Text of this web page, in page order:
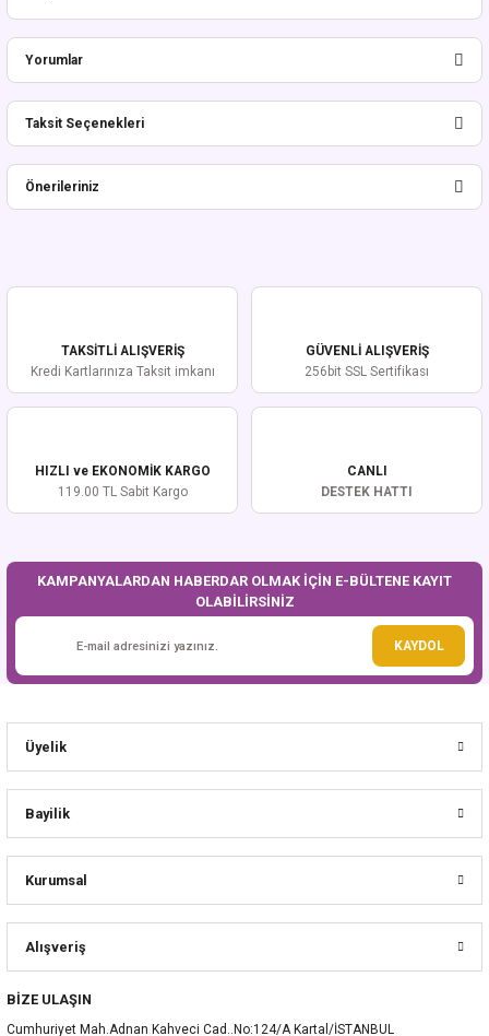
Yorumlar
Bu ürüne ilk yorumu siz yapın!
Taksit Seçenekleri
Önerileriniz
Ürün resmi kalitesiz, bozuk veya görüntülenemiyor.
Ürün fiyatı diğer sitelerden daha pahalı.
Bu ürüne benzer farklı alternatifler olmalı.
TAKSİTLİ ALIŞVERİŞ
Kredi Kartlarınıza Taksit imkanı
GÜVENLİ ALIŞVERİŞ
256bit SSL Sertifikası
HIZLI ve EKONOMİK KARGO
119.00 TL Sabit Kargo
CANLI
DESTEK HATTI
KAMPANYALARDAN HABERDAR OLMAK İÇİN E-BÜLTENE KAYIT
OLABİLİRSİNİZ
KAYDOL
Üyelik
Bayilik
Kurumsal
Alışveriş
BİZE ULAŞIN
Cumhuriyet Mah.Adnan Kahveci Cad..No:124/A Kartal/İSTANBUL